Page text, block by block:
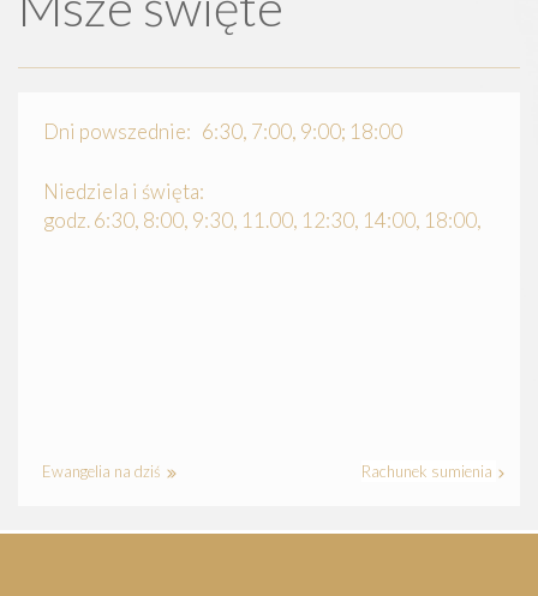
Dni powszednie: 6:30, 7:00, 9:00; 18:00
Niedziela i święta:
godz. 6:30, 8:00, 9:30, 11.00, 12:30, 14:00, 18:00,
Ewangelia na dziś Rachunek sumienia